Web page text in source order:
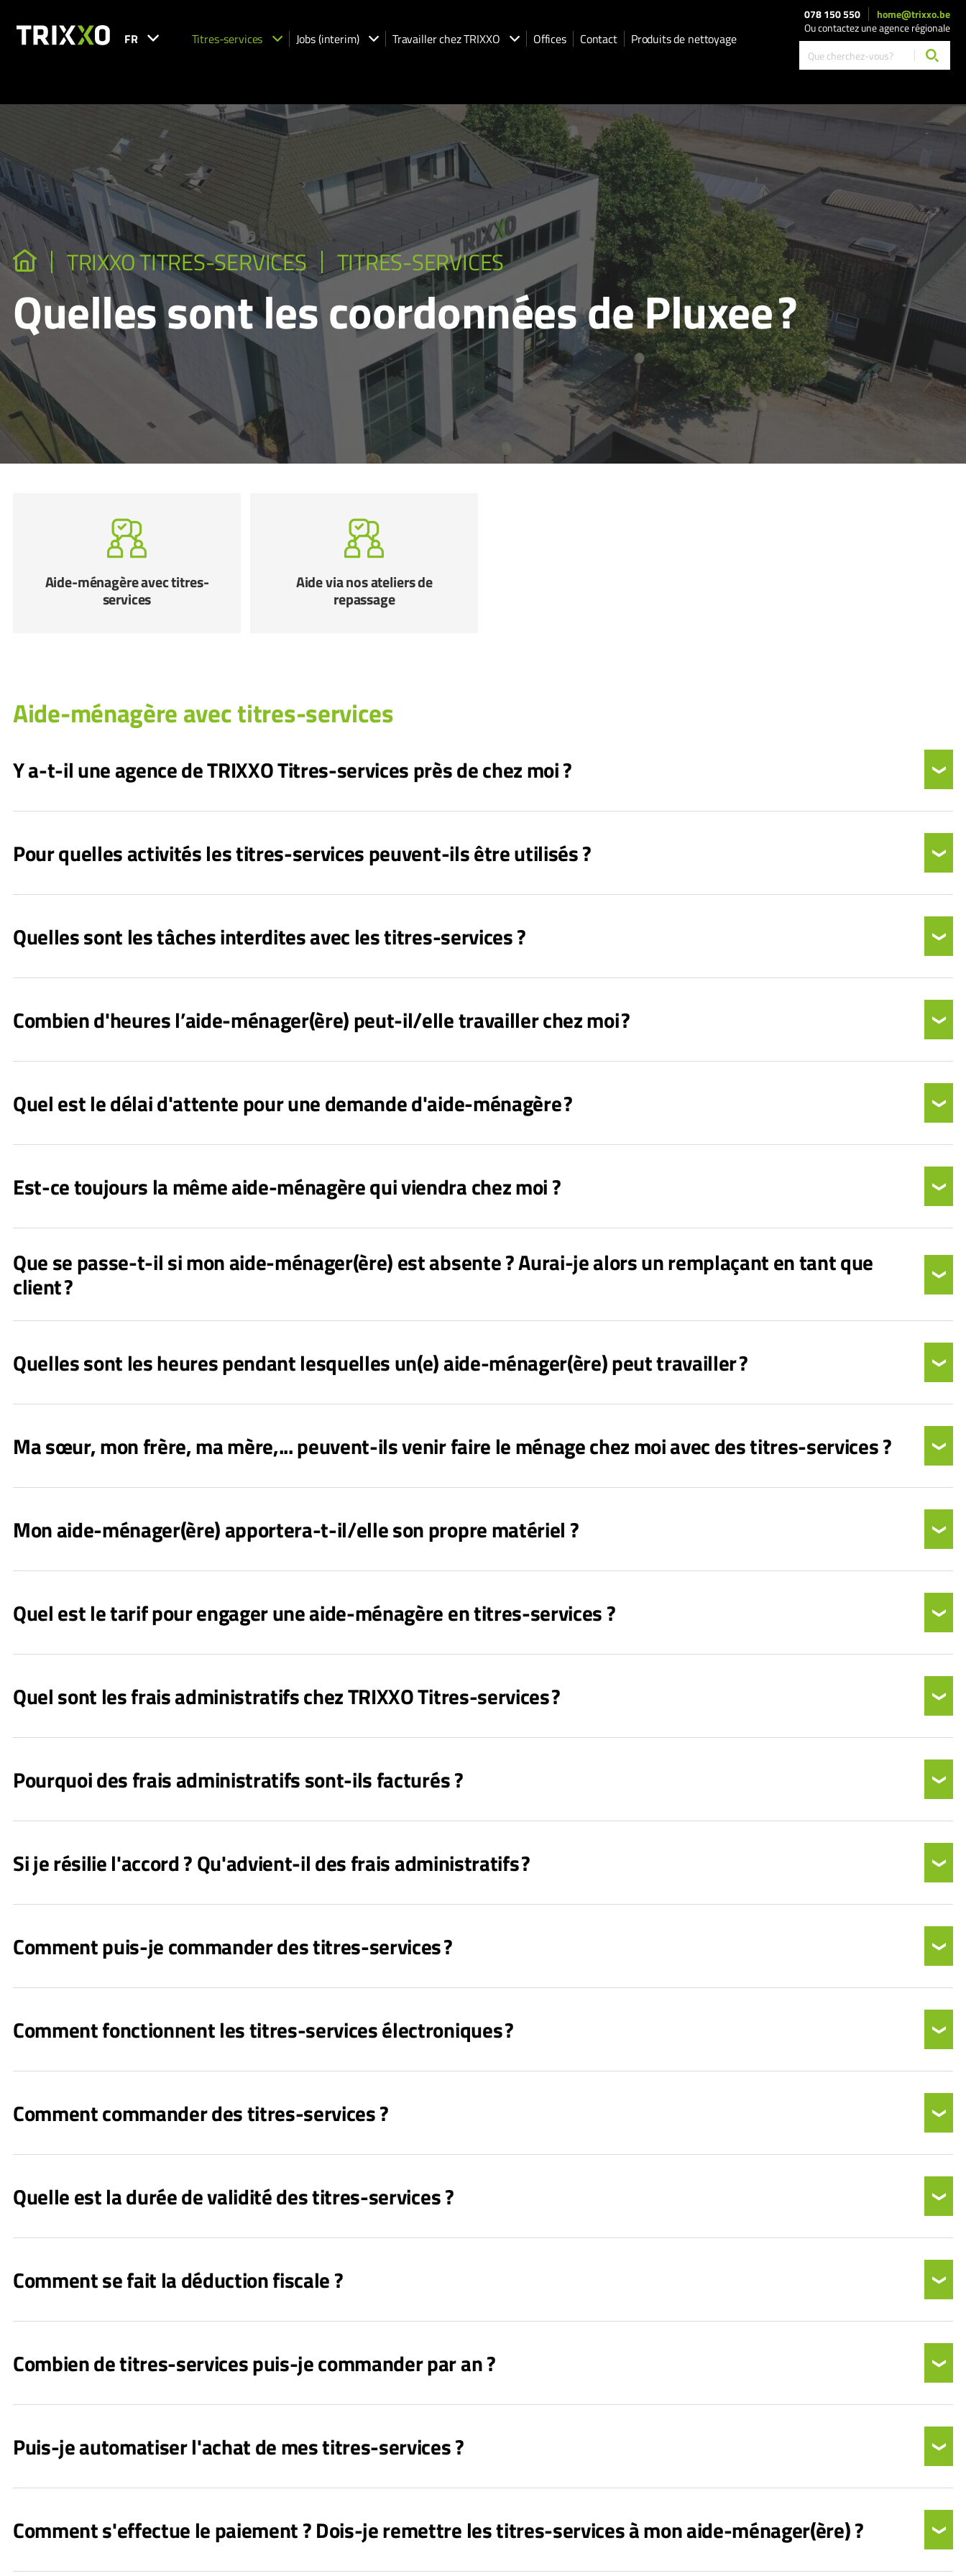
FR Titres-services Jobs (interim) Travailler chez TRIXXO Offices Contact Produits de nettoyage
078 150 550
home@trixxo.be
Ou contactez une agence régionale
TRIXXO TITRES-SERVICES TITRES-SERVICES
Quelles sont les coordonnées de Pluxee ?
Aide-ménagère avec titres-
services
Aide via nos ateliers de
repassage
Aide-ménagère avec titres-services
Y a-t-il une agence de TRIXXO Titres-services près de chez moi ?
Pour quelles activités les titres-services peuvent-ils être utilisés ?
Quelles sont les tâches interdites avec les titres-services ?
Combien d'heures l’aide-ménager(ère) peut-il/elle travailler chez moi ?
Quel est le délai d'attente pour une demande d'aide-ménagère ?
Est-ce toujours la même aide-ménagère qui viendra chez moi ?
Que se passe-t-il si mon aide-ménager(ère) est absente ? Aurai-je alors un remplaçant en tant que
client ?
Quelles sont les heures pendant lesquelles un(e) aide-ménager(ère) peut travailler ?
Ma sœur, mon frère, ma mère,... peuvent-ils venir faire le ménage chez moi avec des titres-services ?
Mon aide-ménager(ère) apportera-t-il/elle son propre matériel ?
Quel est le tarif pour engager une aide-ménagère en titres-services ?
Quel sont les frais administratifs chez TRIXXO Titres-services ?
Pourquoi des frais administratifs sont-ils facturés ?
Si je résilie l'accord ? Qu'advient-il des frais administratifs ?
Comment puis-je commander des titres-services ?
Comment fonctionnent les titres-services électroniques ?
Comment commander des titres-services ?
Quelle est la durée de validité des titres-services ?
Comment se fait la déduction fiscale ?
Combien de titres-services puis-je commander par an ?
Puis-je automatiser l'achat de mes titres-services ?
Comment s'effectue le paiement ? Dois-je remettre les titres-services à mon aide-ménager(ère) ?